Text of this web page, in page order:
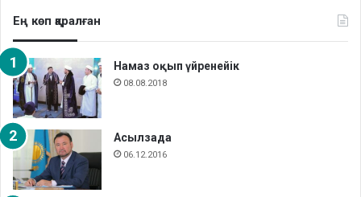
Ең көп қаралған
Намаз оқып үйренейік
08.08.2018
Асылзада
06.12.2016